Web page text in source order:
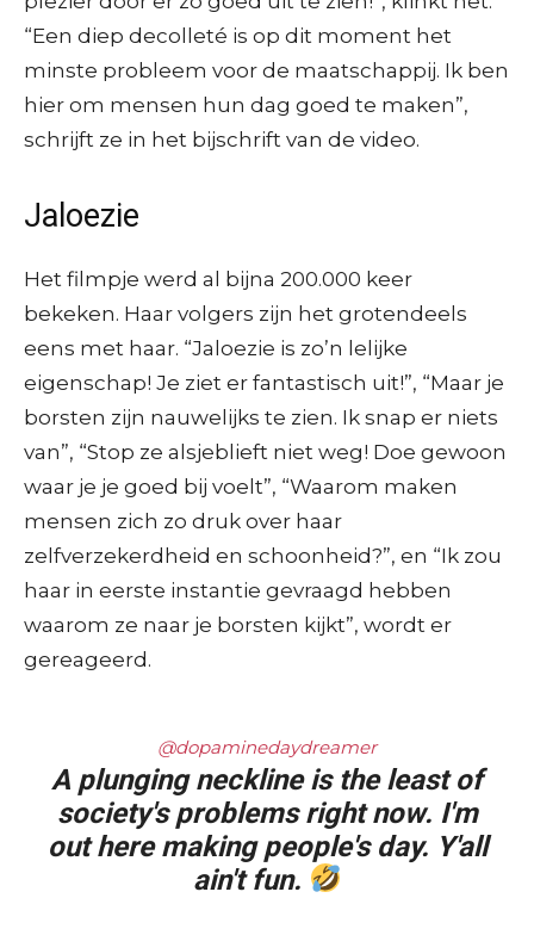
“Een diep decolleté is op dit moment het
minste probleem voor de maatschappij. Ik ben
hier om mensen hun dag goed te maken”,
schrijft ze in het bijschrift van de video.
Jaloezie
Het filmpje werd al bijna 200.000 keer
bekeken. Haar volgers zijn het grotendeels
eens met haar. “Jaloezie is zo’n lelijke
eigenschap! Je ziet er fantastisch uit!”, “Maar je
borsten zijn nauwelijks te zien. Ik snap er niets
van”, “Stop ze alsjeblieft niet weg! Doe gewoon
waar je je goed bij voelt”, “Waarom maken
mensen zich zo druk over haar
zelfverzekerdheid en schoonheid?”, en “Ik zou
haar in eerste instantie gevraagd hebben
waarom ze naar je borsten kijkt”, wordt er
gereageerd.
@dopaminedaydreamer
A plunging neckline is the least of
society's problems right now. I'm
out here making people's day. Y'all
ain't fun.